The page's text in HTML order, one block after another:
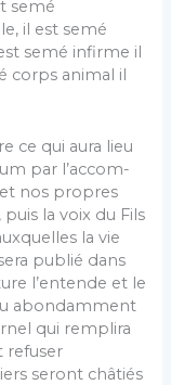
semé
il est semé
semé infirme il
corps animal il
ce qui aura lieu
par l’accom­
nos propres
la voix du Fils
la vie
publié dans
l’entende et le
abondamment
qui remplira
refuser
seront châtiés